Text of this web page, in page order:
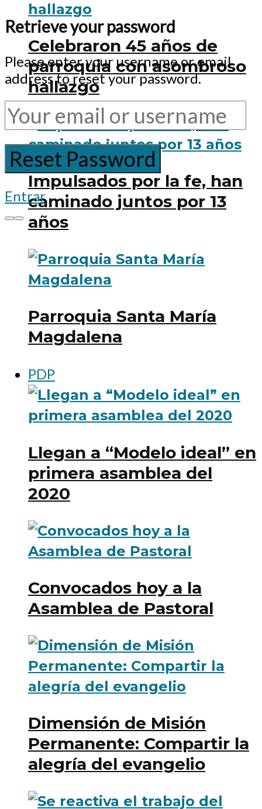
Celebraron 45 años de
parroquia con asombroso
hallazgo
Impulsados por la fe, han
caminado juntos por 13
años
Parroquia Santa María
Magdalena
PDP
Llegan a “Modelo ideal” en
primera asamblea del
2020
Convocados hoy a la
Asamblea de Pastoral
Dimensión de Misión
Permanente: Compartir la
alegría del evangelio
Retrieve your password
Please enter your username or email
address to reset your password.
Entrar